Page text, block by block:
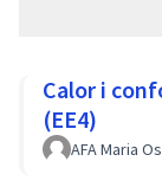
Calor i
(EE4)
AFA Maria